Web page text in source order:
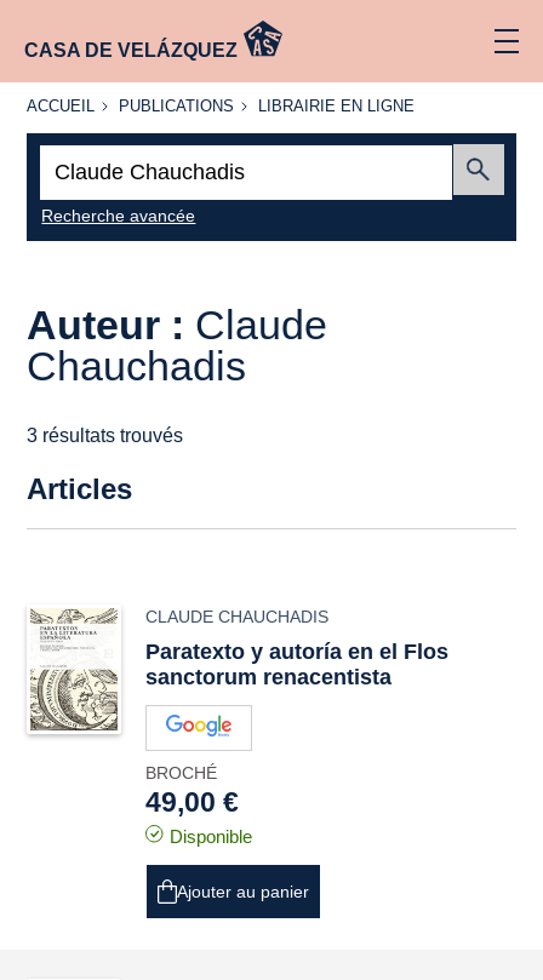
CASA DE VELÁZQUEZ
ACCUEIL
ACCUEIL PUBLICATIONS
PUBLICATIONS
LIBRAIRIE
LIBRAIRIE EN LIGNE
Recherche avancée
Auteur : Claude
Chauchadis
3 résultats trouvés
Articles
CLAUDE CHAUCHADIS
Paratexto y autoría en el Flos
sanctorum renacentista
BROCHÉ
49,00 €
Disponible
Ajouter au panier